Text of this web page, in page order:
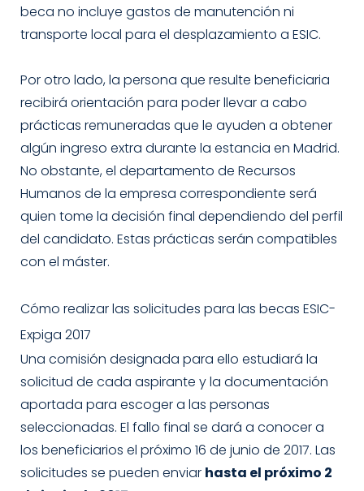
beca no incluye gastos de manutención ni
transporte local para el desplazamiento a ESIC.
Por otro lado, la persona que resulte beneficiaria
recibirá orientación para poder llevar a cabo
prácticas remuneradas que le ayuden a obtener
algún ingreso extra durante la estancia en Madrid.
No obstante, el departamento de Recursos
Humanos de la empresa correspondiente será
quien tome la decisión final dependiendo del perfil
del candidato. Estas prácticas serán compatibles
con el máster.
Cómo realizar las solicitudes para las becas ESIC-
Expiga 2017
Una comisión designada para ello estudiará la
solicitud de cada aspirante y la documentación
aportada para escoger a las personas
seleccionadas. El fallo final se dará a conocer a
los beneficiarios el próximo 16 de junio de 2017. Las
solicitudes se pueden enviar hasta el próximo 2